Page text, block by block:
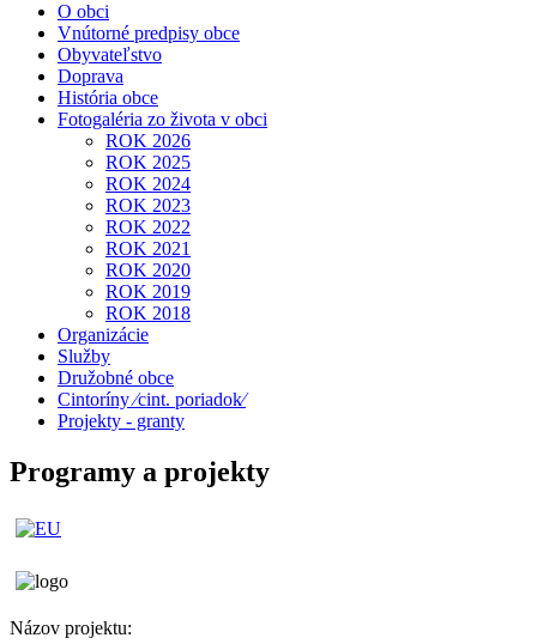
O obci
Vnútorné predpisy obce
Obyvateľstvo
Doprava
História obce
Fotogaléria zo života v obci
ROK 2026
ROK 2025
ROK 2024
ROK 2023
ROK 2022
ROK 2021
ROK 2020
ROK 2019
ROK 2018
Organizácie
Služby
Družobné obce
Cintoríny ⁄cint. poriadok⁄
Projekty - granty
Programy a projekty
Názov projektu: